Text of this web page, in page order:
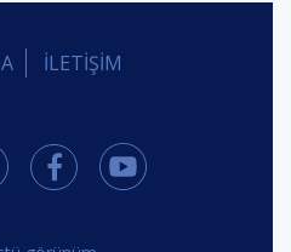
İLETİŞİM